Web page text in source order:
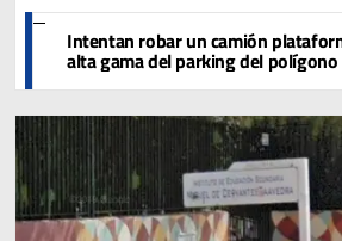
Intentan robar un camión
alta gama del parking del polígono